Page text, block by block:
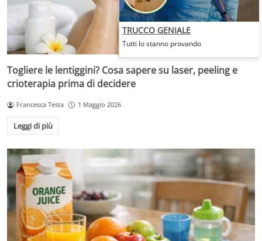
Togliere le lentiggini? Cosa sapere su laser, peeling e
crioterapia prima di decidere
Francesca Testa 1 Maggio 2026
Leggi di più
TRUCCO GENIALE
Tutti lo stanno provando